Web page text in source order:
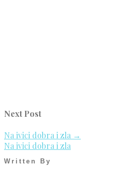
Next Post
Na ivici dobra i zla →
Na ivici dobra i zla
Written By